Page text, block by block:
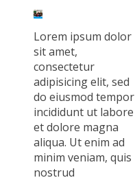
Lorem ipsum dolor
sit amet,
consectetur
adipisicing elit, sed
do eiusmod tempor
incididunt ut labore
et dolore magna
aliqua. Ut enim ad
minim veniam, quis
nostrud